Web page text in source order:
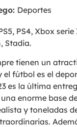
Deportes
PS4, Xbox
Stadia.
tienen un
el fútbol es el
es la última
enorme base
y toneladas